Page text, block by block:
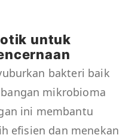
untuk
bakteri baik
mikrobioma
ini membantu
efisien dan menekan